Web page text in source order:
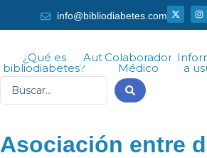
al
info@bibliodiabetes.com
X
-
t
t
t
I
n
s
r
a
¿Qué es
bibliodiabetes?
AutorColaborador
Médico a
Asociación entre